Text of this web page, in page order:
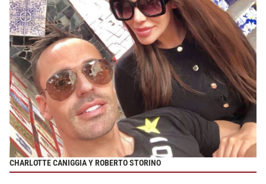
CHARLOTTE CANIGGIA Y ROBERTO STORINO